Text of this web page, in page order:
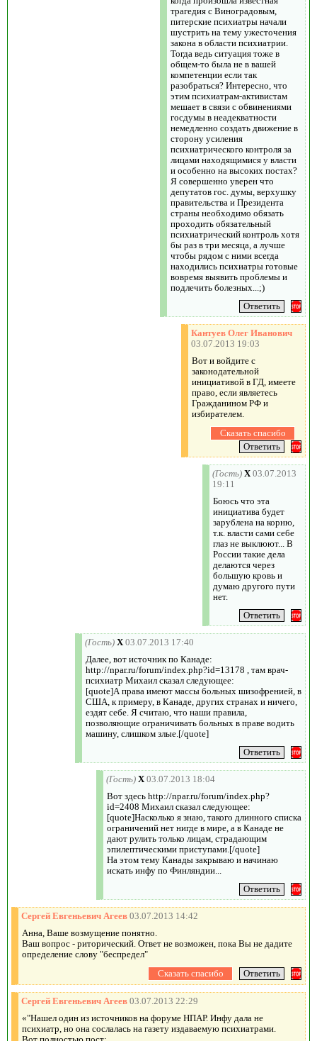
трагедия с Виноградовым,
питерские психиатры начали
шустрить на тему ужесточения
закона в области психиатрии.
Тогда ведь ситуация тоже в
общем-то была не в вашей
компетенции если так
разобраться? Интересно, что
этим психиатрам-активистам
мешает в связи с обвинениями
госдумы в неадекватности
немедленно создать движение в
сторону усиления
психиатрического контроля за
лицами находящимися у власти
и особенно на высоких постах?
Я совершенно уверен что
депутатов гос. думы, верхушку
правительства и Президента
страны необходимо обязать
проходить обязательный
психиатрический контроль хотя
бы раз в три месяца, а лучше
чтобы рядом с ними всегда
находились психиатры готовые
вовремя выявить проблемы и
подлечить болезных...;)
Кантуев Олег Иванович
03.07.2013 19:03
Вот и войдите с
законодательной
инициативой в ГД, имеете
право, если являетесь
Гражданином РФ и
избирателем.
(Гость) X 03.07.2013
19:11
Боюсь что эта
инициатива будет
зарублена на корню,
т.к. власти сами себе
глаз не выклюют... В
России такие дела
делаются через
большую кровь и
думаю другого пути
нет.
(Гость) X 03.07.2013 17:40
Далее, вот источник по Канаде:
http://npar.ru/forum/index.php?id=13178 , там врач-
психиатр Михаил сказал следующее:
[quote]А права имеют массы больных шизофренией, в
США, к примеру, в Канаде, других странах и ничего,
ездят себе. Я считаю, что наши правила,
позволяющие ограничивать больных в праве водить
машину, слишком злые.[/quote]
(Гость) X 03.07.2013 18:04
Вот здесь http://npar.ru/forum/index.php?
id=2408 Михаил сказал следующее:
[quote]Насколько я знаю, такого длинного списка
ограничений нет нигде в мире, а в Канаде не
дают рулить только лицам, страдающим
эпилептическими приступами.[/quote]
На этом тему Канады закрываю и начинаю
искать инфу по Финляндии...
Сергей Евгеньевич Агеев 03.07.2013 14:42
Анна, Ваше возмущение понятно.
Ваш вопрос - риторический. Ответ не возможен, пока Вы не дадите
определение слову "беспредел"
Сергей Евгеньевич Агеев 03.07.2013 22:29
«"Нашел один из источников на форуме НПАР. Инфу дала не
психиатр, но она сослалась на газету издаваемую психиатрами.
Вот полностью пост: